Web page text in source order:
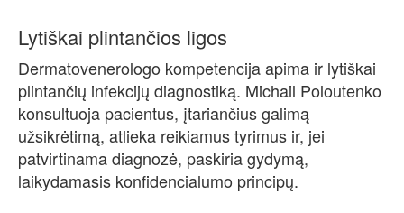
Lytiškai plintančios ligos
Dermatovenerologo kompetencija apima ir lytiškai
plintančių infekcijų diagnostiką. Michail Poloutenko
konsultuoja pacientus, įtariančius galimą
užsikrėtimą, atlieka reikiamus tyrimus ir, jei
patvirtinama diagnozė, paskiria gydymą,
laikydamasis konfidencialumo principų.